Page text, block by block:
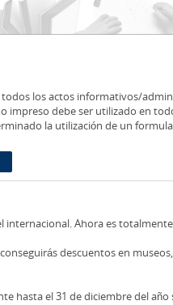
los actos informativos/
impreso debe ser utilizado en
la utilización de un
internacional. Ahora es
descuentos en
hasta el 31 de diciembre del año